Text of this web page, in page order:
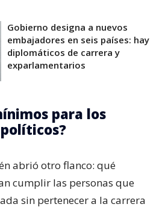
Gobierno designa a nuevos
embajadores en seis países: hay
diplomáticos de carrera y
exparlamentarios
para los
abrió otro flanco: qué
cumplir las personas que
sin pertenecer a la carrera